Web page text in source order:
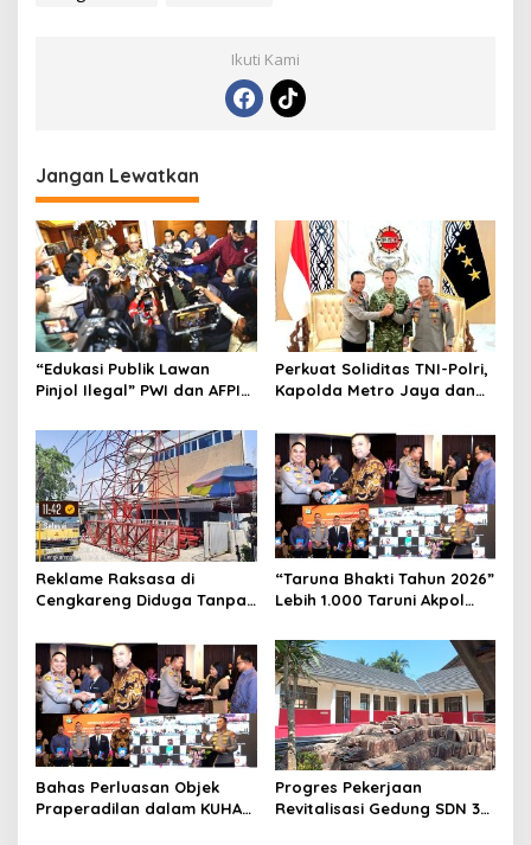
Ikuti Kami
Jangan Lewatkan
“Edukasi Publik Lawan
Pinjol Ilegal” PWI dan AFPI
Perkuat Soliditas TNI-Polri,
Kapolda Metro Jaya dan
Dankorps Brimob Polri
Reklame Raksasa di
Cengkareng Diduga Tanpa
Dokumen Diragukan,
Identitas Petugas Tak
Dikenali
“Taruna Bhakti Tahun 2026”
Lebih 1.000 Taruni Akpol
Karakter Siswa Sekolah
Rakyat
Bahas Perluasan Objek
Praperadilan dalam KUHAP
Progres Pekerjaan
Revitalisasi Gedung SDN 3